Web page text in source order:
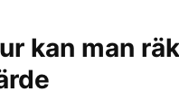
kan man